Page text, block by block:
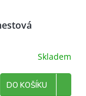
Skladem
DO KOŠÍKU